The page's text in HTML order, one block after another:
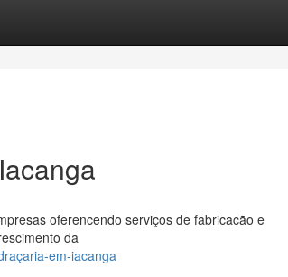
oferencendo serviços de fabricacão e
da
em-iacanga